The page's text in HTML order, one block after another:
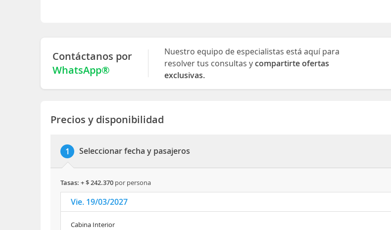
Contáctanos por
WhatsApp®
Nuestro equipo de especialistas está aquí para
resolver tus consultas ycompartirte ofertas
exclusivas.
Precios y disponibilidad
1 Seleccionar fecha y pasajeros
tasas: + $ 242.370 por persona
Vie. 19/03/2027
Cabina Interior